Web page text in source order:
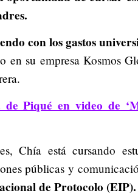
con los gastos
en su empresa Kosmos
de Piqué en video de
Chía está cursando
públicas y
de Protocolo (EIP).